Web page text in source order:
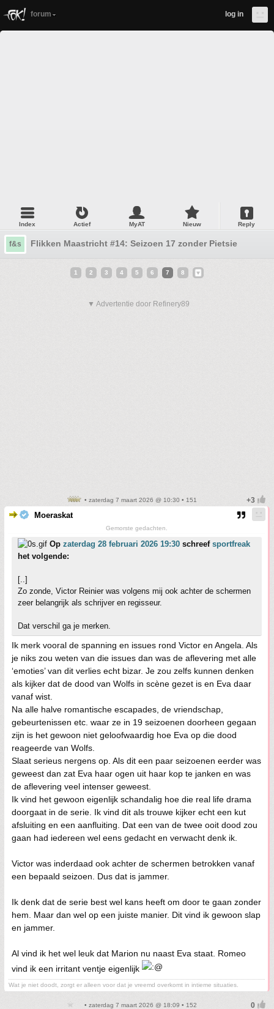
forum log in
Index Actief MyAT Nieuw Reply
f&s Flikken Maastricht #14: Seizoen 17 zonder Pietsie
1 2 3 4 5 6 7 8
▼ Advertentie door Refinery89
• zaterdag 7 maart 2026 @ 10:30 • 151
Moeraskat
Gemorste gedachten.
Op zaterdag 28 februari 2026 19:30 schreef sportfreak
het volgende:
[..]
Zo zonde, Victor Reinier was volgens mij ook achter de schermen
zeer belangrijk als schrijver en regisseur.
Dat verschil ga je merken.
Ik merk vooral de spanning en issues rond Victor en Angela. Als
je niks zou weten van die issues dan was de aflevering met alle
‘emoties’ van dit verlies echt bizar. Je zou zelfs kunnen denken
als kijker dat de dood van Wolfs in scène gezet is en Eva daar
vanaf wist.
Na alle halve romantische escapades, de vriendschap,
gebeurtenissen etc. waar ze in 19 seizoenen doorheen gegaan
zijn is het gewoon niet geloofwaardig hoe Eva op die dood
reageerde van Wolfs.
Slaat serieus nergens op. Als dit een paar seizoenen eerder was
geweest dan zat Eva haar ogen uit haar kop te janken en was
de aflevering veel intenser geweest.
Ik vind het gewoon eigenlijk schandalig hoe die real life drama
doorgaat in de serie. Ik vind dit als trouwe kijker echt een kut
afsluiting en een aanfluiting. Dat een van de twee ooit dood zou
gaan had iedereen wel eens gedacht en verwacht denk ik.
Victor was inderdaad ook achter de schermen betrokken vanaf
een bepaald seizoen. Dus dat is jammer.
Ik denk dat de serie best wel kans heeft om door te gaan zonder
hem. Maar dan wel op een juiste manier. Dit vind ik gewoon slap
en jammer.
Al vind ik het wel leuk dat Marion nu naast Eva staat. Romeo
vind ik een irritant ventje eigenlijk
Wat je niet doodt, zorgt er alleen voor dat je vreemd overkomt in intieme situaties.
• zaterdag 7 maart 2026 @ 18:09 • 152